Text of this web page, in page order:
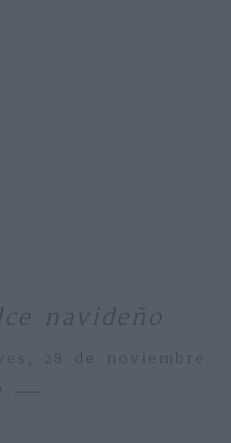
navideño
28 de noviembre